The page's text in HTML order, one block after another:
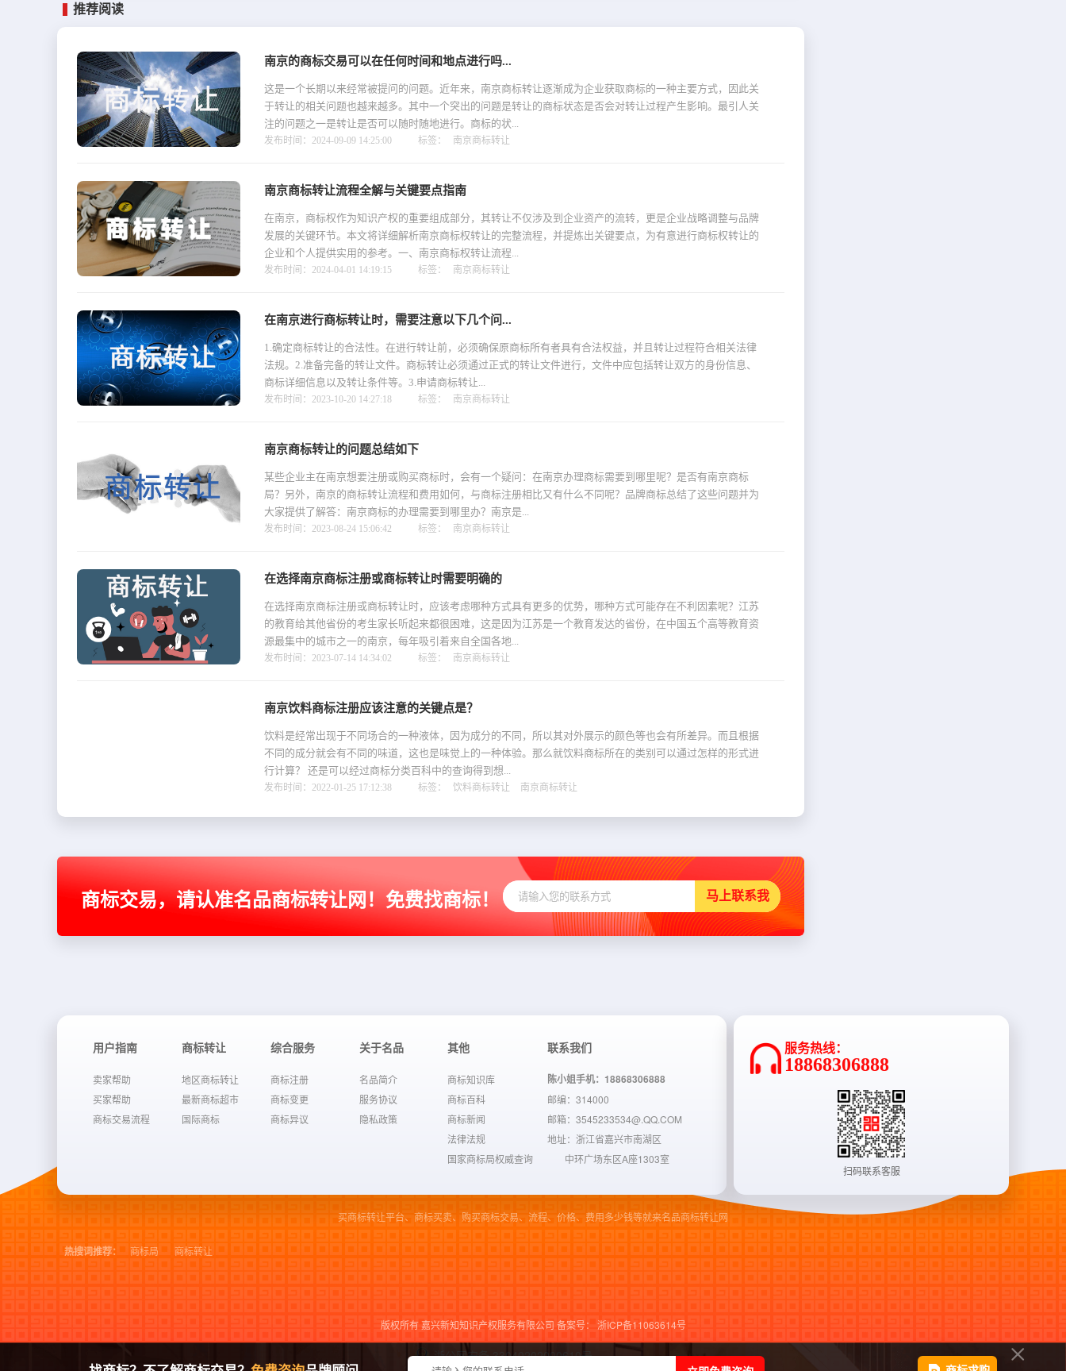
南京的商标交易可以在任何时间和地点进行吗...
这是一个长期以来经常被提问的问题。近年来，南京商标转让逐渐成为企业获取商标的一种主要方式，因此关
于转让的相关问题也越来越多。其中一个突出的问题是转让的商标状态是否会对转让过程产生影响。最引人关
注的问题之一是转让是否可以随时随地进行。商标的状...
发布时间：2024-09-09 14:25:00 标签： 南京商标转让
南京商标转让流程全解与关键要点指南
在南京，商标权作为知识产权的重要组成部分，其转让不仅涉及到企业资产的流转，更是企业战略调整与品牌
发展的关键环节。本文将详细解析南京商标权转让的完整流程，并提炼出关键要点，为有意进行商标权转让的
企业和个人提供实用的参考。一、南京商标权转让流程...
发布时间：2024-04-01 14:19:15 标签： 南京商标转让
在南京进行商标转让时，需要注意以下几个问...
1.确定商标转让的合法性。在进行转让前，必须确保原商标所有者具有合法权益，并且转让过程符合相关法律
法规。2.准备完备的转让文件。商标转让必须通过正式的转让文件进行，文件中应包括转让双方的身份信息、
商标详细信息以及转让条件等。3.申请商标转让...
发布时间：2023-10-20 14:27:18 标签： 南京商标转让
南京商标转让的问题总结如下
某些企业主在南京想要注册或购买商标时，会有一个疑问：在南京办理商标需要到哪里呢？是否有南京商标
局？另外，南京的商标转让流程和费用如何，与商标注册相比又有什么不同呢？品牌商标总结了这些问题并为
大家提供了解答：南京商标的办理需要到哪里办？南京是...
发布时间：2023-08-24 15:06:42 标签： 南京商标转让
在选择南京商标注册或商标转让时需要明确的
在选择南京商标注册或商标转让时，应该考虑哪种方式具有更多的优势，哪种方式可能存在不利因素呢？江苏
的教育给其他省份的考生家长听起来都很困难，这是因为江苏是一个教育发达的省份，在中国五个高等教育资
源最集中的城市之一的南京，每年吸引着来自全国各地...
发布时间：2023-07-14 14:34:02 标签： 南京商标转让
南京饮料商标注册应该注意的关键点是？
饮料是经常出现于不同场合的一种液体，因为成分的不同，所以其对外展示的颜色等也会有所差异。而且根据
不同的成分就会有不同的味道，这也是味觉上的一种体验。那么就饮料商标所在的类别可以通过怎样的形式进
行计算？ 还是可以经过商标分类百科中的查询得到想...
发布时间：2022-01-25 17:12:38 标签： 饮料商标转让 南京商标转让
推荐阅读
商标交易，请认准名品商标转让网！免费找商标！ 马上联系我
用户指南
卖家帮助
买家帮助
商标交易流程
商标转让
地区商标转让
最新商标超市
国际商标
综合服务
商标注册
商标变更
商标异议
关于名品
名品简介
服务协议
隐私政策
其他
商标知识库
商标百科
商标新闻
法律法规
国家商标局权威查询
联系我们
陈小姐手机：18868306888
邮编：314000
邮箱：3545233534@.QQ.COM
地址：浙江省嘉兴市南湖区
中环广场东区A座1303室
服务热线：
18868306888
扫码联系客服
买商标转让平台、商标买卖、购买商标交易、流程、价格、费用多少钱等就来名品商标转让网
热搜词推荐： 商标局 商标转让
版权所有 嘉兴新知知识产权服务有限公司 备案号： 浙ICP备11063614号
浙公网安备 33040202000610号